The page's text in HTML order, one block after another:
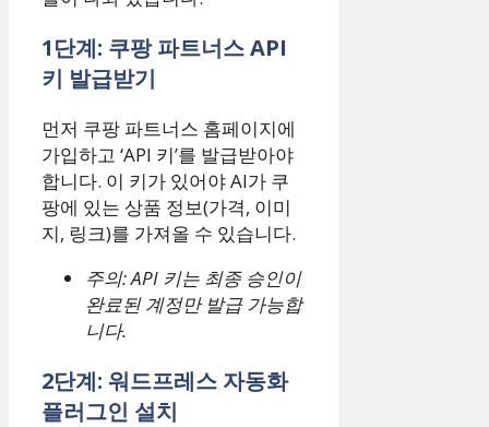
1단계: 쿠팡 파트너스 API
키 발급받기
먼저 쿠팡 파트너스 홈페이지에
가입하고 ‘API 키’를 발급받아야
합니다. 이 키가 있어야 AI가 쿠
팡에 있는 상품 정보(가격, 이미
지, 링크)를 가져올 수 있습니다.
주의: API 키는 최종 승인이
완료된 계정만 발급 가능합
니다.
2단계: 워드프레스 자동화
플러그인 설치